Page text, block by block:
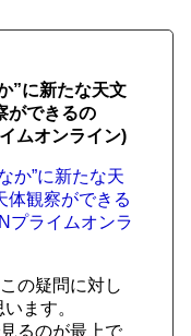
”に新たな天文
ができるの
ムオンライン)
か”に新たな天
体観察ができる
プライムオンラ
の疑問に対し
ます。
るのが最上で